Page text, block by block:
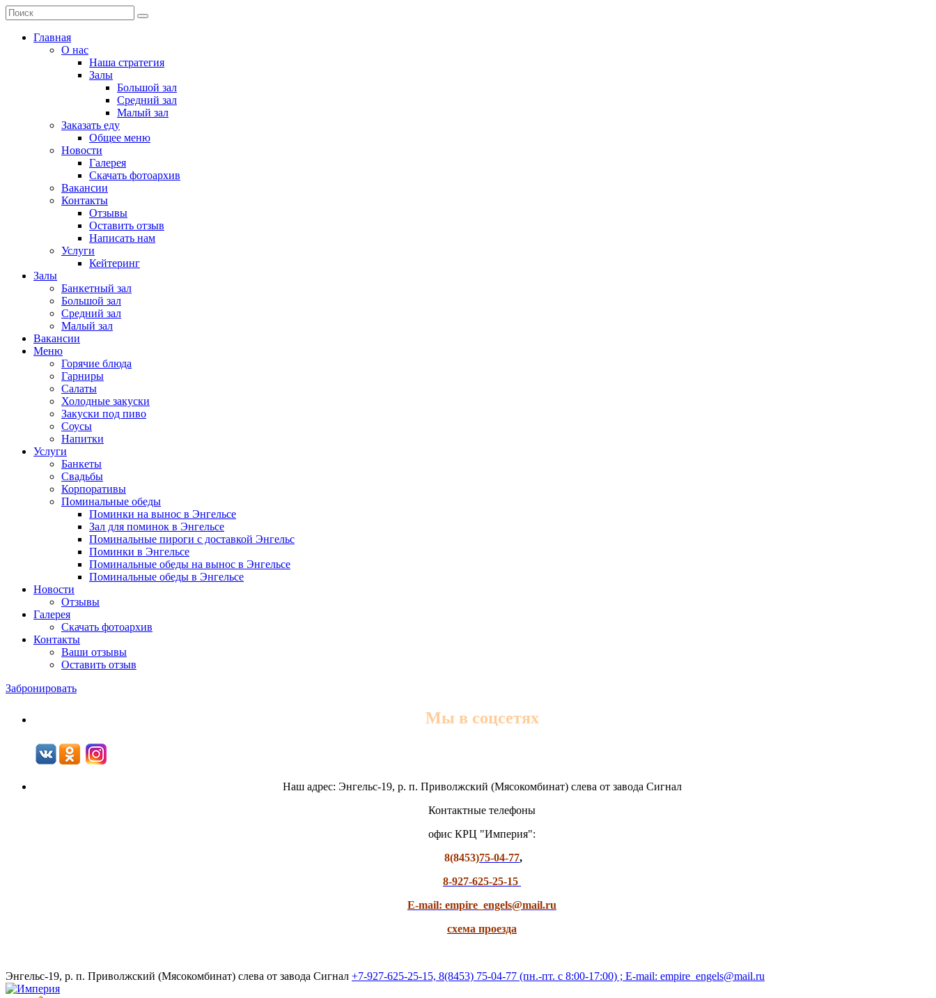
Главная
О нас
Наша стратегия
Залы
Большой зал
Средний зал
Малый зал
Заказать еду
Общее меню
Новости
Галерея
Скачать фотоархив
Вакансии
Контакты
Отзывы
Оставить отзыв
Написать нам
Услуги
Кейтеринг
Залы
Банкетный зал
Большой зал
Средний зал
Малый зал
Вакансии
Меню
Горячие блюда
Гарниры
Салаты
Холодные закуски
Закуски под пиво
Соусы
Напитки
Услуги
Банкеты
Свадьбы
Корпоративы
Поминальные обеды
Поминки на вынос в Энгельсе
Зал для поминок в Энгельсе
Поминальные пироги с доставкой Энгельс
Поминки в Энгельсе
Поминальные обеды на вынос в Энгельсе
Поминальные обеды в Энгельсе
Новости
Отзывы
Галерея
Скачать фотоархив
Контакты
Ваши отзывы
Оставить отзыв
Забронировать
Мы в соцсетях
Наш адрес: Энгельс-19, р. п. Приволжский (Мясокомбинат) слева от завода Сигнал
Контактные телефоны
офис КРЦ "Империя":
8(8453)75-04-77,
8-927-625-25-15
E-mail: empire_engels@mail.ru
схема проезда
Энгельс-19, р. п. Приволжский (Мясокомбинат) слева от завода Сигнал +7-927-625-25-15, 8(8453) 75-04-77 (пн.-пт. с 8:00-17:00) ; E-mail: empire_engels@mail.ru